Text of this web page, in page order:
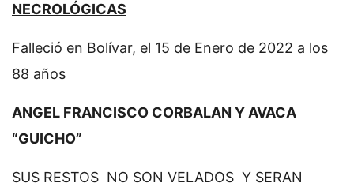
NECROLÓGICAS
Falleció en Bolívar, el 15 de Enero de 2022 a los
88 años
ANGEL FRANCISCO CORBALAN Y AVACA
“GUICHO”
SUS RESTOS NO SON VELADOS Y SERAN